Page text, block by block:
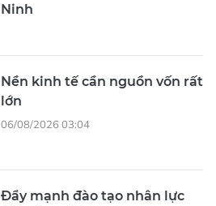
Ninh
Nền kinh tế cần nguồn vốn rất
lớn
06/08/2026 03:04
Đẩy mạnh đào tạo nhân lực